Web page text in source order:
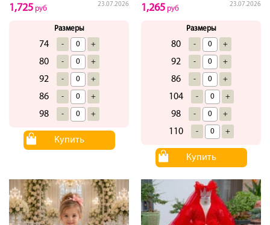
23.07.2026
1,725 руб
Размеры
74 - +
80 - +
92 - +
86 - +
98 - +
Купить
23.07.2026
1,265 руб
Размеры
80 - +
92 - +
86 - +
104 - +
98 - +
110 - +
Купить